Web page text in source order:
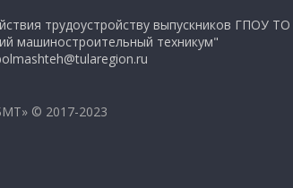
трудоустройству выпускников ГПОУ ТО
машиностроительный техникум"
© 2017-2023